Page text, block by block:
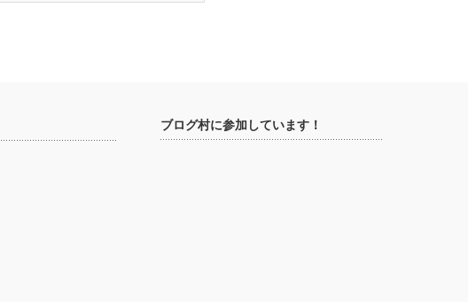
ブログ村に参加しています！